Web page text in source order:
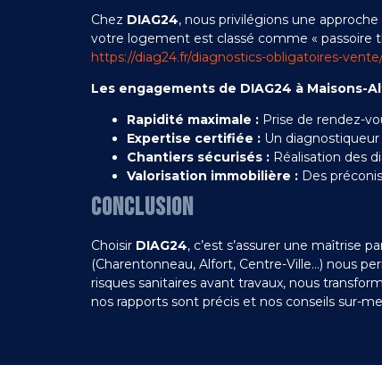
Chez DIAG24, nous privilégions une
votre logement est classé comme « passoire
https://diag24.fr/diagnostics-obligatoires-
Les engagements de DIAG24 à Maisons-
Rapidité maximale : Prise de rendez-
Expertise certifiée : Un
Chantiers sécurisés : Réalisation des
Valorisation immobilière : Des
CONCLUSION
Choisir DIAG24, c’est s’assurer une maîtrise
(Charentonneau, Alfort, Centre-Ville…) nous
risques sanitaires avant travaux, nous
nos rapports sont précis et nos conseils sur-